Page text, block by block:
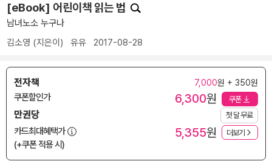
[eBook] 어린이책 읽는 법
남녀노소 누구나
김소영 (지은이) 유유 2017-08-28
전자책 7,000원 + 350원
쿠폰할인가 6,300원 쿠폰
만권당 첫 달 무료
카드최대혜택가
(+쿠폰 적용 시)
5,355원 더보기